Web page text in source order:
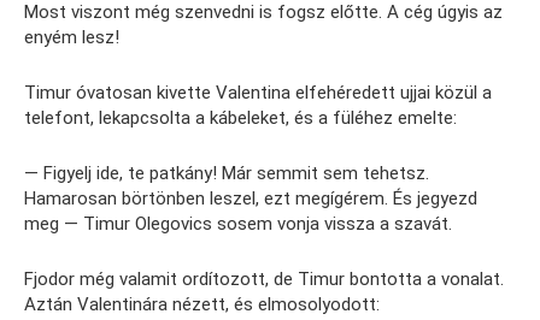
Most viszont még szenvedni is fogsz előtte. A cég úgyis az
enyém lesz!
Timur óvatosan kivette Valentina elfehéredett ujjai közül a
telefont, lekapcsolta a kábeleket, és a füléhez emelte:
— Figyelj ide, te patkány! Már semmit sem tehetsz.
Hamarosan börtönben leszel, ezt megígérem. És jegyezd
meg — Timur Olegovics sosem vonja vissza a szavát.
Fjodor még valamit ordítozott, de Timur bontotta a vonalat.
Aztán Valentinára nézett, és elmosolyodott: